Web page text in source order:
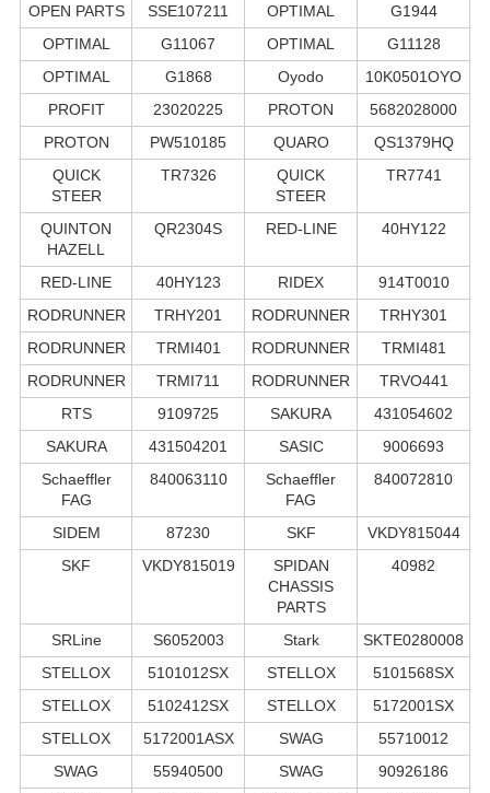
OPEN PARTS
SSE107211 OPTIMAL
G1944
OPTIMAL
G11067 OPTIMAL
G11128
OPTIMAL
G1868 Oyodo
10K0501OYO
PROFIT
23020225 PROTON
5682028000
PROTON
PW510185 QUARO
QS1379HQ
QUICK
STEER
TR7326
QUICK
STEER
TR7741
QUINTON
HAZELL
QR2304S RED-LINE 40HY122
RED-LINE 40HY123 RIDEX
914T0010
RODRUNNER
TRHY201 RODRUNNER
TRHY301
RODRUNNER
TRMI401 RODRUNNER
TRMI481
RODRUNNER
TRMI711 RODRUNNER
TRVO441
RTS
9109725 SAKURA
431054602
SAKURA
431504201 SASIC
9006693
Schaeffler
FAG
840063110
Schaeffler
FAG
840072810
SIDEM 87230 SKF
VKDY815044
SKF
VKDY815019
SPIDAN
CHASSIS
PARTS
40982
SRLine S6052003 Stark
SKTE0280008
STELLOX
5101012SX STELLOX
5101568SX
STELLOX
5102412SX STELLOX
5172001SX
STELLOX
5172001ASX SWAG
55710012
SWAG
55940500 SWAG
90926186